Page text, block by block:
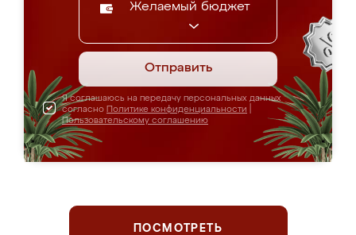
Желаемый бюджет
Отправить
Я соглашаюсь на передачу персональных данных
согласно Политике конфиденциальности
Пользовательскому соглашению
ПОСМОТРЕТЬ